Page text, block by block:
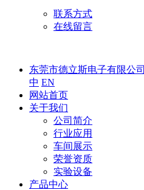
联系方式
在线留言
东莞市德立斯电子有限公司
中 EN
网站首页
关于我们
公司简介
行业应用
车间展示
荣誉资质
实验设备
产品中心